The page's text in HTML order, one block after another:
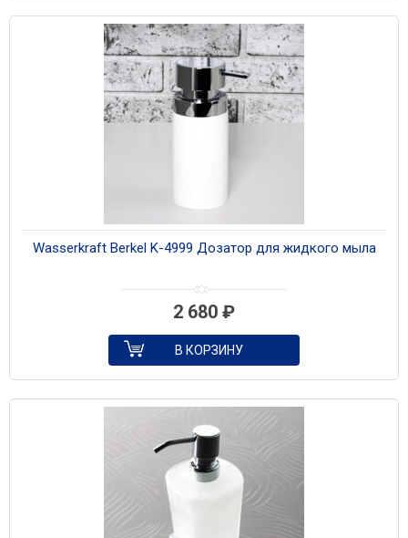
Wasserkraft Berkel K-4999 Дозатор для жидкого мыла
2 680 ₽
В КОРЗИНУ